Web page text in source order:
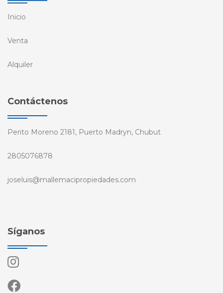
Inicio
Venta
Alquiler
Contáctenos
Perito Moreno 2181, Puerto Madryn, Chubut
2805076878
joseluis@mallemacipropiedades.com
Síganos